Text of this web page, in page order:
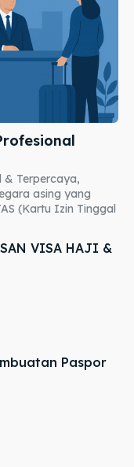
& Terpercaya,
asing yang
(Kartu Izin Tinggal
VISA HAJI &
Paspor